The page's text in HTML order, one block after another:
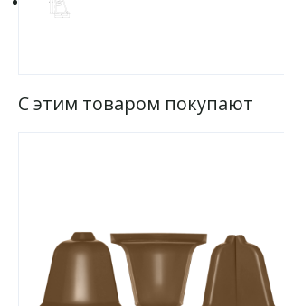
С этим товаром покупают